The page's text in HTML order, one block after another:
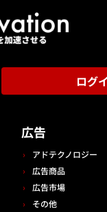
ログ
広告
アドテクノロジー
広告商品
広告市場
その他